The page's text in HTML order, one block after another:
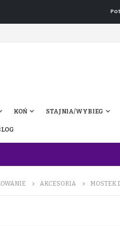
KOŃ STAJNIA/WYBIEG
AKCESORIA MOSTEK